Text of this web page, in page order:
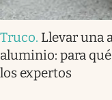
Truco. Llevar una
aluminio: para
los expertos